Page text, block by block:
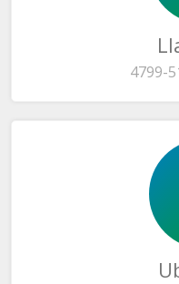
4799-